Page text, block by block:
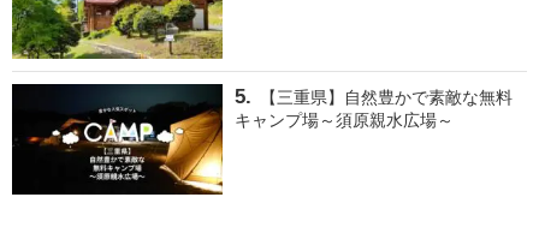
【三重県】自然豊かで素敵な無料
キャンプ場～須原親水広場～